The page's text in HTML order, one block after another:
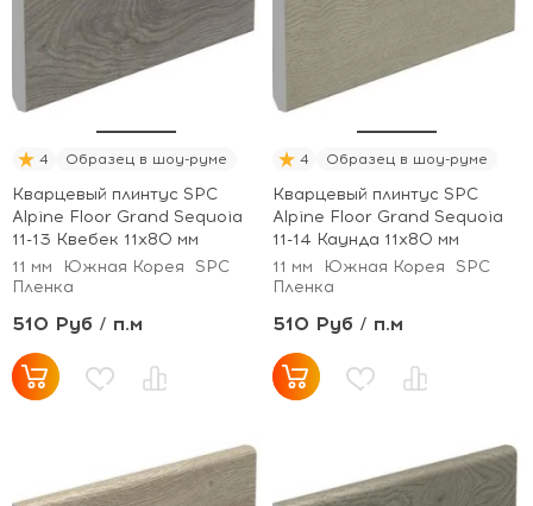
4 Образец в шоу-руме
Кварцевый плинтус SPC
Alpine Floor Grand Sequoia
11-13 Квебек 11х80 мм
11 мм
Южная Корея
SPC
Пленка
510 Руб / п.м
4 Образец в шоу-руме
Кварцевый плинтус SPC
Alpine Floor Grand Sequoia
11-14 Каунда 11х80 мм
11 мм
Южная Корея
SPC
Пленка
510 Руб / п.м